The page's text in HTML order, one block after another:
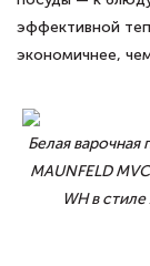
эффективной
экономичнее,
Белая варочная
MAUNFELD
WH в